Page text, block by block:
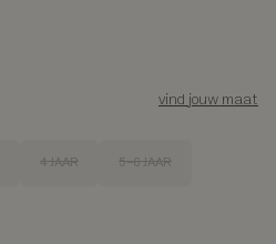
vind jouw maat
4 JAAR
5-6 JAAR